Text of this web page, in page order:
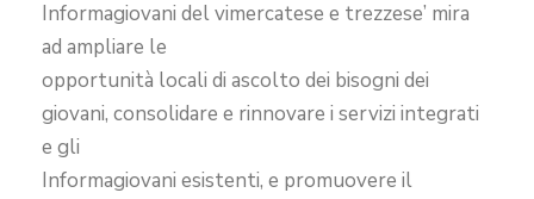
Informagiovani del vimercatese e trezzese’ mira
ad ampliare le
opportunità locali di ascolto dei bisogni dei
giovani, consolidare e rinnovare i servizi integrati
e gli
Informagiovani esistenti, e promuovere il